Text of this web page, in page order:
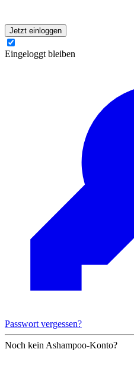
Jetzt einloggen
Eingeloggt bleiben
Passwort vergessen?
Noch kein Ashampoo-Konto?